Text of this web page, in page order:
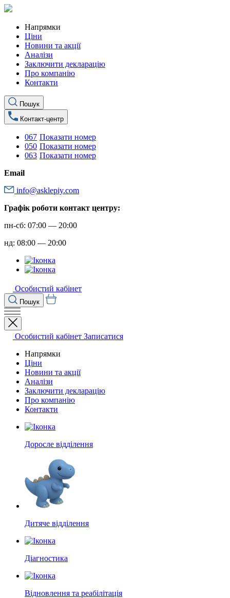
Напрямки
Ціни
Новини та акції
Аналізи
Заключити декларацію
Про компанію
Контакти
Пошук
Контакт-центр
067 Показати номер
050 Показати номер
063 Показати номер
Email
info@asklepiy.com
Графік роботи контакт центру:
пн-сб: 07:00 — 20:00
нд: 08:00 — 20:00
Особистий кабінет
Пошук
Особистий кабінет Записатися
Напрямки
Ціни
Новини та акції
Аналізи
Заключити декларацію
Про компанію
Контакти
Доросле відділення
Дитяче відділення
Діагностика
Відновлення та реабілітація